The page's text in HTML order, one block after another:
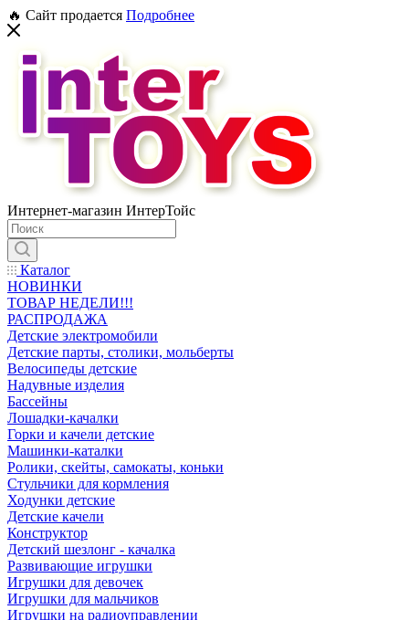
🔥 Сайт продается Подробнее
Интернет-магазин ИнтерТойс
Каталог
НОВИНКИ
ТОВАР НЕДЕЛИ!!!
РАСПРОДАЖА
Детские электромобили
Детские парты, столики, мольберты
Велосипеды детские
Надувные изделия
Бассейны
Лошадки-качалки
Горки и качели детские
Машинки-каталки
Ролики, скейты, самокаты, коньки
Стульчики для кормления
Ходунки детские
Детские качели
Конструктор
Детский шезлонг - качалка
Развивающие игрушки
Игрушки для девочек
Игрушки для мальчиков
Игрушки на радиоуправлении